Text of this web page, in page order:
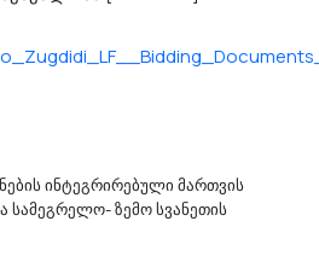
Კულტურის, Სპორტისა Და
Კვლევას
კულტურის,
ცენტრი ს/კ 428531092
აცხადებს ბაზრის
ინტეგრირებული მართვის
სამეგრელო- ზემო სვანეთის